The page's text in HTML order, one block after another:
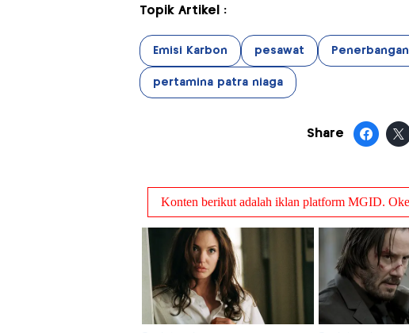
Topik Artikel :
Emisi Karbon pesawat Penerbangan
pertamina patra niaga
Share